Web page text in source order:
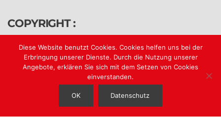
COPYRIGHT :
© h&n 2018 all rights reserved.
Impressum
Diese Website benutzt Cookies. Cookies helfen uns bei der
Erbringung unserer Dienste. Durch die Nutzung unserer
Angebote, erklären Sie sich mit dem Setzen von Cookies
einverstanden.
OK Datenschutz